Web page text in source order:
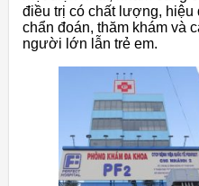
điều trị có chất lượng, hiệu
chẩn đoán, thăm khám và
người lớn lẫn trẻ em.